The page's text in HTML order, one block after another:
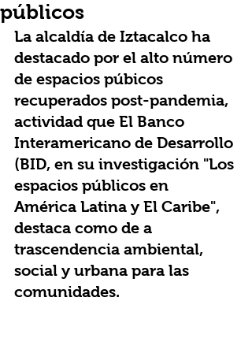
públicos
La alcaldía de Iztacalco ha
destacado por el alto número
de espacios púbicos
recuperados post-pandemia,
actividad que El Banco
Interamericano de Desarrollo
(BID, en su investigación "Los
espacios públicos en
América Latina y El Caribe",
destaca como de a
trascendencia ambiental,
social y urbana para las
comunidades.